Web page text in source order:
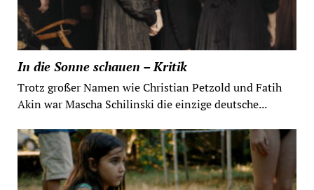
In die Sonne schauen – Kritik
Trotz großer Namen wie Christian Petzold und Fatih
Akin war Mascha Schilinski die einzige deutsche...